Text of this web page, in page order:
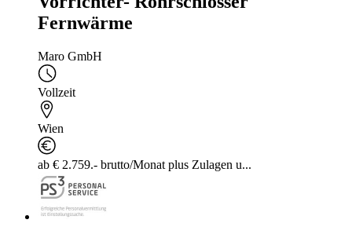
Fernwärme
Maro GmbH
Vollzeit
Wien
ab € 2.759.- brutto/Monat plus Zulagen u...